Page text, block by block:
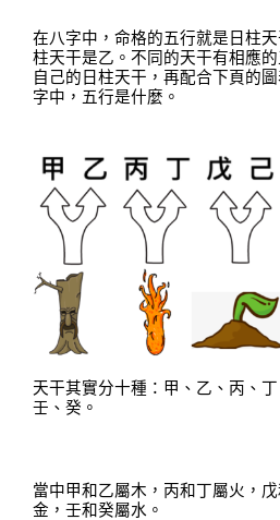
在八字中，命格的五行就是日柱天
柱天干是乙 。 不同的天干有相應
自己的日柱天干，再配合下頁的
字中，五行是什麼 。
天干其實分十種：甲 、 乙 、 丙 、 丁
壬 、 癸 。
當中甲和乙屬木 ， 丙和丁屬火 ，
金 ， 壬和癸屬水 。